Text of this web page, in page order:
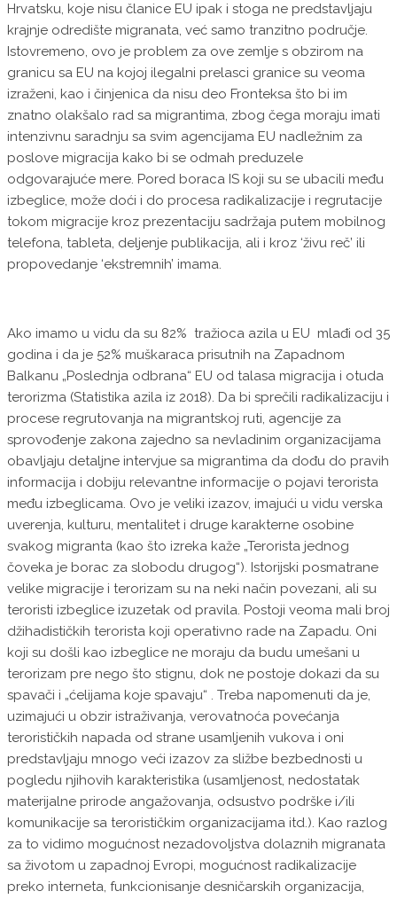
Hrvatsku, koje nisu članice EU ipak i stoga ne predstavljaju
krajnje odredište migranata, već samo tranzitno područje.
Istovremeno, ovo je problem za ove zemlje s obzirom na
granicu sa EU na kojoj ilegalni prelasci granice su veoma
izraženi, kao i činjenica da nisu deo Fronteksa što bi im
znatno olakšalo rad sa migrantima, zbog čega moraju imati
intenzivnu saradnju sa svim agencijama EU nadležnim za
poslove migracija kako bi se odmah preduzele
odgovarajuće mere. Pored boraca IS koji su se ubacili među
izbeglice, može doći i do procesa radikalizacije i regrutacije
tokom migracije kroz prezentaciju sadržaja putem mobilnog
telefona, tableta, deljenje publikacija, ali i kroz ‘živu reč’ ili
propovedanje ‘ekstremnih’ imama.
Ako imamo u vidu da su 82% tražioca azila u EU mlađi od 35
godina i da je 52% muškaraca prisutnih na Zapadnom
Balkanu „Poslednja odbrana“ EU od talasa migracija i otuda
terorizma (Statistika azila iz 2018). Da bi sprečili radikalizaciju i
procese regrutovanja na migrantskoj ruti, agencije za
sprovođenje zakona zajedno sa nevladinim organizacijama
obavljaju detaljne intervjue sa migrantima da dođu do pravih
informacija i dobiju relevantne informacije o pojavi terorista
među izbeglicama. Ovo je veliki izazov, imajući u vidu verska
uverenja, kulturu, mentalitet i druge karakterne osobine
svakog migranta (kao što izreka kaže „Terorista jednog
čoveka je borac za slobodu drugog“). Istorijski posmatrane
velike migracije i terorizam su na neki način povezani, ali su
teroristi izbeglice izuzetak od pravila. Postoji veoma mali broj
džihadističkih terorista koji operativno rade na Zapadu. Oni
koji su došli kao izbeglice ne moraju da budu umešani u
terorizam pre nego što stignu, dok ne postoje dokazi da su
spavači i „ćelijama koje spavaju“ . Treba napomenuti da je,
uzimajući u obzir istraživanja, verovatnoća povećanja
terorističkih napada od strane usamljenih vukova i oni
predstavljaju mnogo veći izazov za sližbe bezbednosti u
pogledu njihovih karakteristika (usamljenost, nedostatak
materijalne prirode angažovanja, odsustvo podrške i/ili
komunikacije sa terorističkim organizacijama itd.). Kao razlog
za to vidimo mogućnost nezadovoljstva dolaznih migranata
sa životom u zapadnoj Evropi, mogućnost radikalizacije
preko interneta, funkcionisanje desničarskih organizacija,